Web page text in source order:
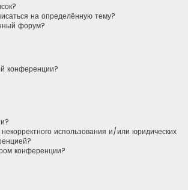
на определённую тему?
форум?
конференции?
использования и/или юридических
конференции?